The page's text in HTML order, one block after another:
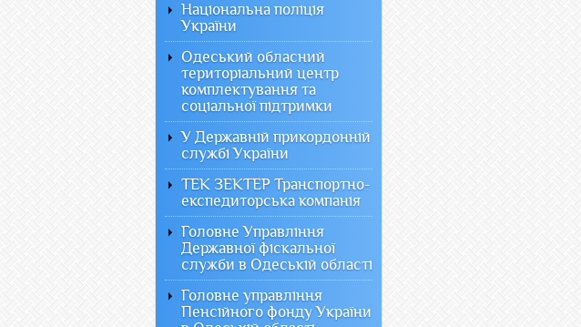
Національна поліція
України
Одеський обласний
територіальний центр
комплектування та
соціальної підтримки
У Державній прикордонній
службі України
ТЕК ЗЕКТЕР Транспортно-
експедиторська компанія
Головне Управління
Державної фіскальної
служби в Одеській області
Головне управління
Пенсійного фонду України